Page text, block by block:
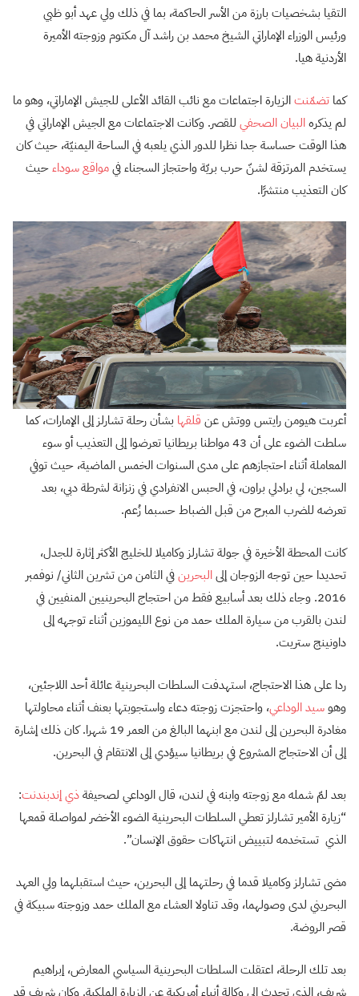
التقيا بشخصيات بارزة من الأسر الحاكمة، بما في ذلك ولي عهد أبو ظبي
ورئيس الوزراء الإماراتي الشيخ محمد بن راشد آل مكتوم وزوجته الأميرة
الأردنية هيا.
كما تضمّنتالزيارة اجتماعات مع نائب القائد الأعلى للجيش الإماراتي، وهو ما
لم يذكرهالبيان الصحفي للقصر. وكانت الاجتماعات مع الجيش الإماراتي في
هذا الوقت حساسة جدا نظرا للدور الذي يلعبه في الساحة اليمنيّة، حيث كان
يستخدم المرتزقة لشنّ حرب بريّة واحتجاز السجناء فيمواقع سوداءحيث
كان التعذيب منتشرًا.
أعربت هيومن رايتس ووتش عن قلقها بشأن رحلة تشارلز إلى الإمارات، كما
سلطت الضوء على أن 43 مواطنا بريطانيا تعرضوا إلى التعذيب أو سوء
المعاملة أثناء احتجازهم على مدى السنوات الخمس الماضية، حيث توفي
السجين، لي برادلي براون، في الحبس الانفرادي في زنزانة لشرطة دبي، بعد
تعرضه للضرب المبرح من قبل الضباط حسبما زُعم.
كانت المحطة الأخيرة في جولة تشارلز وكاميلا للخليج الأكثر إثارة للجدل،
تحديدا حين توجه الزوجان إلىالبحرينفي الثامن من تشرين الثاني/ نوفمبر
2016. وجاء ذلك بعد أسابيع فقط من احتجاج البحرينيين المنفيين في
لندن بالقرب من سيارة الملك حمد من نوع الليموزين أثناء توجهه إلى
داونينج ستريت.
ردا على هذا الاحتجاج، استهدفت السلطات البحرينية عائلة أحد اللاجئين،
وهوسيد الوداعي، واحتجزت زوجته دعاء واستجوبتها بعنف أثناء محاولتها
مغادرة البحرين إلى لندن مع ابنهما البالغ من العمر 19 شهرا. كان ذلك إشارة
إلى أن الاحتجاج المشروع في بريطانيا سيؤدي إلى الانتقام في البحرين.
بعد لمّ شمله مع زوجته وابنه في لندن، قال الوداعي لصحيفةذي إندبندنت:
“زيارة الأمير تشارلز تعطي السلطات البحرينية الضوء الأخضر لمواصلة قمعها
الذي تستخدمه لتبييض انتهاكات حقوق الإنسان”.
مضى تشارلز وكاميلا قدما في رحلتهما إلى البحرين، حيث استقبلهما ولي العهد
البحريني لدى وصولهما، وقد تناولا العشاء مع الملك حمد وزوجته سبيكة في
قصر الروضة.
بعد تلك الرحلة، اعتقلت السلطات البحرينية السياسي المعارض، إبراهيم
شريف، الذي تحدث إلى وكالة أنباء أمريكية عن الزيارة الملكية. وكان شريف قد